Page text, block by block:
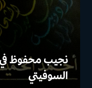
نجيب محفوظ في
السوفيتي